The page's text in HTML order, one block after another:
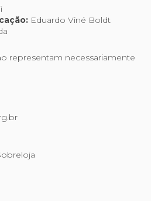
Eduardo Viné Boldt
representam necessariamente